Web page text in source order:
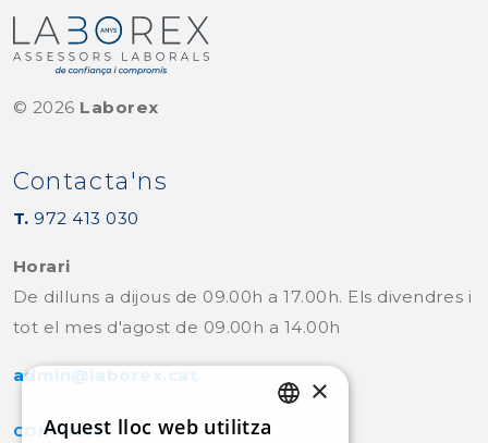
© 2026 Laborex
Contacta'ns
T.972 413 030
Horari
De dilluns a dijous de 09.00h a 17.00h. Els divendres i
tot el mes d'agost de 09.00h a 14.00h
admin@laborex.cat
CONTACTE
×
Aquest lloc web utilitza